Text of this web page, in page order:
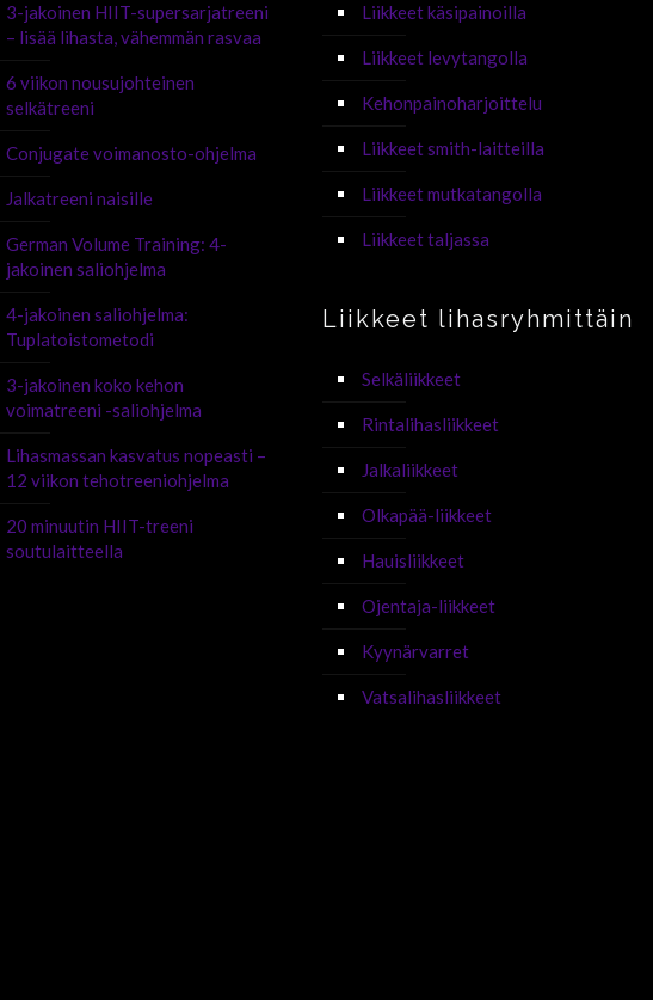
3-jakoinen HIIT-supersarjatreeni
– lisää lihasta, vähemmän rasvaa
6 viikon nousujohteinen
selkätreeni
Conjugate voimanosto-ohjelma
Jalkatreeni naisille
German Volume Training: 4-
jakoinen saliohjelma
4-jakoinen saliohjelma:
Tuplatoistometodi
3-jakoinen koko kehon
voimatreeni -saliohjelma
Lihasmassan kasvatus nopeasti –
12 viikon tehotreeniohjelma
20 minuutin HIIT-treeni
soutulaitteella
Liikkeet käsipainoilla
Liikkeet levytangolla
Kehonpainoharjoittelu
Liikkeet smith-laitteilla
Liikkeet mutkatangolla
Liikkeet taljassa
Liikkeet lihasryhmittäin
Selkäliikkeet
Rintalihasliikkeet
Jalkaliikkeet
Olkapää-liikkeet
Hauisliikkeet
Ojentaja-liikkeet
Kyynärvarret
Vatsalihasliikkeet